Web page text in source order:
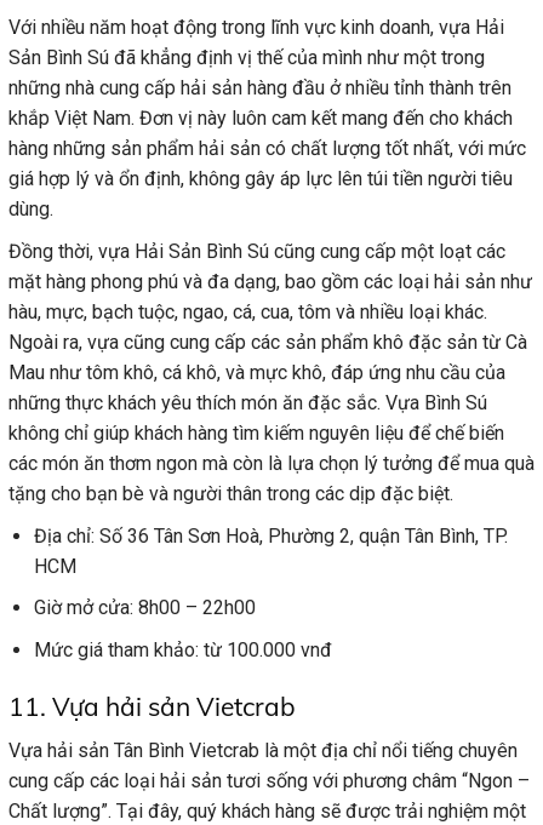
Với nhiều năm hoạt động trong lĩnh vực kinh doanh, vựa Hải
Sản Bình Sú đã khẳng định vị thế của mình như một trong
những nhà cung cấp hải sản hàng đầu ở nhiều tỉnh thành trên
khắp Việt Nam. Đơn vị này luôn cam kết mang đến cho khách
hàng những sản phẩm hải sản có chất lượng tốt nhất, với mức
giá hợp lý và ổn định, không gây áp lực lên túi tiền người tiêu
dùng.
Đồng thời, vựa Hải Sản Bình Sú cũng cung cấp một loạt các
mặt hàng phong phú và đa dạng, bao gồm các loại hải sản như
hàu, mực, bạch tuộc, ngao, cá, cua, tôm và nhiều loại khác.
Ngoài ra, vựa cũng cung cấp các sản phẩm khô đặc sản từ Cà
Mau như tôm khô, cá khô, và mực khô, đáp ứng nhu cầu của
những thực khách yêu thích món ăn đặc sắc. Vựa Bình Sú
không chỉ giúp khách hàng tìm kiếm nguyên liệu để chế biến
các món ăn thơm ngon mà còn là lựa chọn lý tưởng để mua quà
tặng cho bạn bè và người thân trong các dịp đặc biệt.
Địa chỉ: Số 36 Tân Sơn Hoà, Phường 2, quận Tân Bình, TP.
HCM
Giờ mở cửa: 8h00 – 22h00
Mức giá tham khảo: từ 100.000 vnđ
11. Vựa hải sản Vietcrab
Vựa hải sản Tân Bình Vietcrab là một địa chỉ nổi tiếng chuyên
cung cấp các loại hải sản tươi sống với phương châm “Ngon –
Chất lượng”. Tại đây, quý khách hàng sẽ được trải nghiệm một